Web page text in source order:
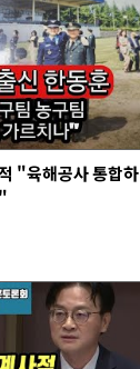
"육해공사 통합하